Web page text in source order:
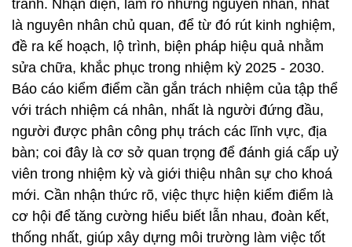
tránh. Nhận diện, làm rõ những nguyên nhân, nhất
là nguyên nhân chủ quan, để từ đó rút kinh nghiệm,
đề ra kế hoạch, lộ trình, biện pháp hiệu quả nhằm
sửa chữa, khắc phục trong nhiệm kỳ 2025 - 2030.
Báo cáo kiểm điểm cần gắn trách nhiệm của tập thể
với trách nhiệm cá nhân, nhất là người đứng đầu,
người được phân công phụ trách các lĩnh vực, địa
bàn; coi đây là cơ sở quan trọng để đánh giá cấp uỷ
viên trong nhiệm kỳ và giới thiệu nhân sự cho khoá
mới. Cần nhận thức rõ, việc thực hiện kiểm điểm là
cơ hội để tăng cường hiểu biết lẫn nhau, đoàn kết,
thống nhất, giúp xây dựng môi trường làm việc tốt